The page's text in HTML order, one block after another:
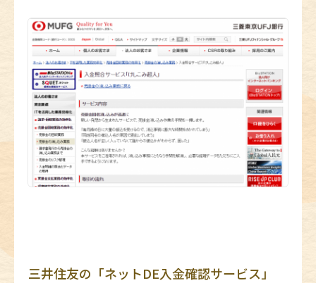
三井住友の「ネットDE入金確認サービス」